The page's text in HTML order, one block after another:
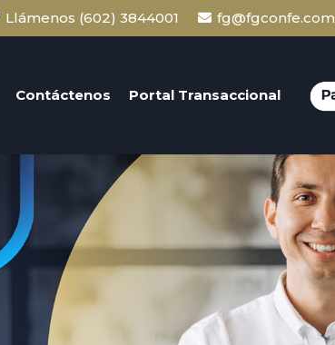
Llámenos (602) 3844001 fg@fgconfe.com
Contáctenos Portal Transaccional